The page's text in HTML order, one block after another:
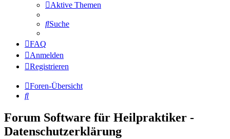
Aktive Themen
Suche
FAQ
Anmelden
Registrieren
Foren-Übersicht
Suche
Forum Software für Heilpraktiker -
Datenschutzerklärung